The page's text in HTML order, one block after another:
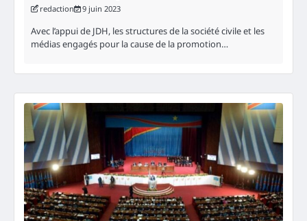
redaction 9 juin 2023
Avec l’appui de JDH, les structures de la société civile et les
médias engagés pour la cause de la promotion…